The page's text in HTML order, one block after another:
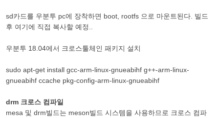
sd카드를 우분투 pc에 장착하면 boot, rootfs 으로 마운트된다. 빌드
후 여기에 직접 복사할 예정..
우분투 18.04에서 크로스툴체인 패키지 설치
sudo apt-get install gcc-arm-linux-gnueabihf g++-arm-linux-
gnueabihf ccache pkg-config-arm-linux-gnueabihf
drm 크로스 컴파일
mesa 및 drm빌드는 meson빌드 시스템을 사용하므로 크로스 컴파